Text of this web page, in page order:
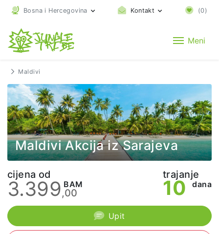
Bosna i Hercegovina Kontakt (0)
Meni
Maldivi
Maldivi Akcija iz Sarajeva
cijena od
3.399 BAM
,00
trajanje
10 dana
Upit